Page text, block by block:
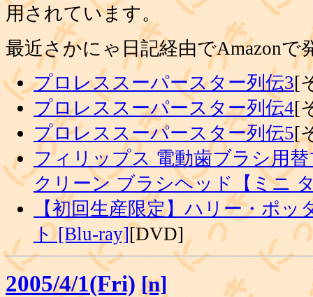
用されています。
最近さかにゃ日記経由でAmazon
プロレススーパースター列伝3[
プロレススーパースター列伝4[
プロレススーパースター列伝5[
フィリップス 電動歯ブラシ用
クリーン ブラシヘッド【ミニ
【初回生産限定】ハリー・ポ
ト [Blu-ray][DVD]
2005/4/1(Fri) [n]